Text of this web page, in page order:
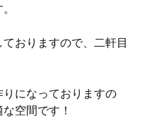
おりますので、二軒目
になっておりますの
空間です！